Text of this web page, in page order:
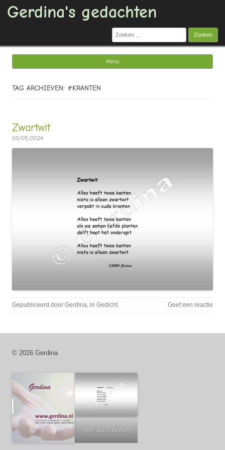
Gerdina's gedachten
Zoeken
naar:
Menu
TAG ARCHIEVEN: #KRANTEN
Zwartwit
03/05/2024
Gepubliceerd door Gerdina, in Gedicht. Geef een reactie
© 2026 Gerdina
een acrostichon